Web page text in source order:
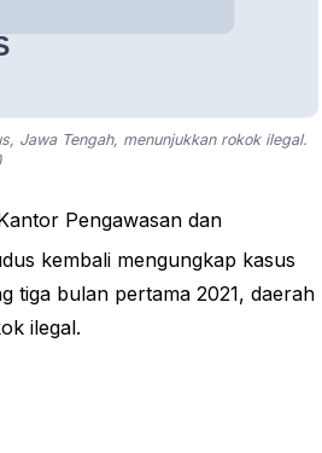
Jawa Tengah, menunjukkan rokok ilegal.
Pengawasan dan
kembali mengungkap kasus
tiga bulan pertama 2021, daerah
ilegal.